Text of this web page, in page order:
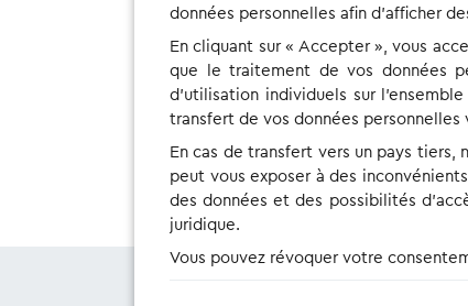
notrePolitique de confidentialité.
données personnelles afin d'afficher
En cliquant sur « Accepter », vous
que le traitement de vos données
d'utilisation individuels sur
transfert de vos données personnelles
En cas de transfert vers un pays
peut vous exposer à des
des données et des possibilités
juridique.
Vous pouvez révoquer votre